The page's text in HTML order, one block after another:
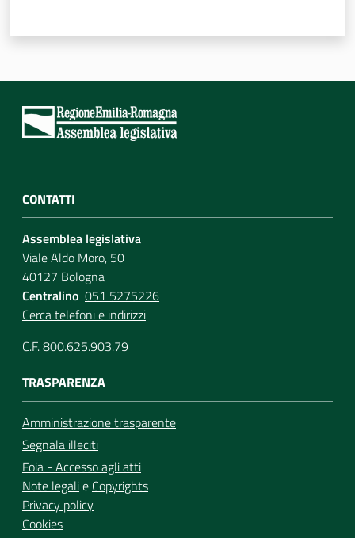
CONTATTI
Assemblea legislativa
Viale Aldo Moro, 50
40127 Bologna
Centralino 051 5275226
Cerca telefoni e indirizzi
C.F. 800.625.903.79
TRASPARENZA
Amministrazione trasparente
Segnala illeciti
Foia - Accesso agli atti
Note legalie Copyrights
Privacy policy
Cookies